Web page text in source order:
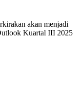
akan menjadi
Kuartal III 2025